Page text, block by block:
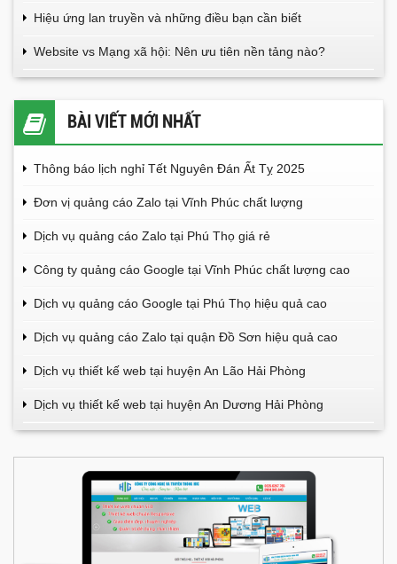
Hiệu ứng lan truyền và những điều bạn cần biết
Website vs Mạng xã hội: Nên ưu tiên nền tảng nào?
BÀI VIẾT MỚI NHẤT
Thông báo lịch nghỉ Tết Nguyên Đán Ất Tỵ 2025
Đơn vị quảng cáo Zalo tại Vĩnh Phúc chất lượng
Dịch vụ quảng cáo Zalo tại Phú Thọ giá rẻ
Công ty quảng cáo Google tại Vĩnh Phúc chất lượng cao
Dịch vụ quảng cáo Google tại Phú Thọ hiệu quả cao
Dịch vụ quảng cáo Zalo tại quận Đồ Sơn hiệu quả cao
Dịch vụ thiết kế web tại huyện An Lão Hải Phòng
Dịch vụ thiết kế web tại huyện An Dương Hải Phòng